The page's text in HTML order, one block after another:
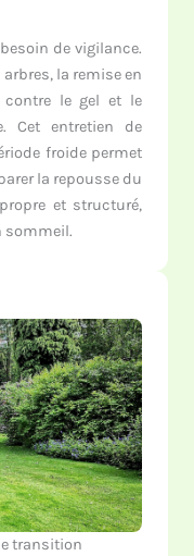
de vigilance.
la remise en
le gel et le
Cet entretien de
froide permet
la repousse du
et structuré,
sommeil.
transition